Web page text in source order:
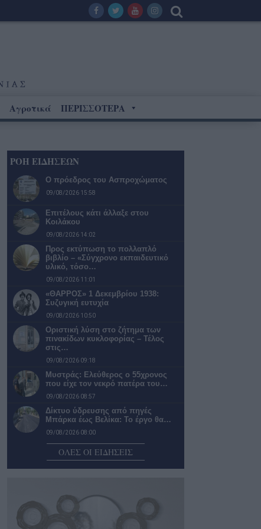
Αγροτικά ΠΕΡΙΣΣΟΤΕΡΑ
ΡΟΗ ΕΙΔΗΣΕΩΝ
Ο πρόεδρος του Ασπροχώματος
09/08/2026 15:58
Επιτέλους κάτι άλλαξε στου
Κοιλάκου
09/08/2026 14:02
Προς εκτύπωση το πολλαπλό
βιβλίο – «Σύγχρονο εκπαιδευτικό
υλικό, τόσο…
09/08/2026 11:01
«ΘΑΡΡΟΣ» 1 Δεκεμβρίου 1938:
Συζυγική ευτυχία
09/08/2026 10:50
Οριστική λύση στο ζήτημα των
πινακίδων κυκλοφορίας – Τέλος
στις…
09/08/2026 09:18
Μυστράς: Ελεύθερος ο 55χρονος
που είχε τον νεκρό πατέρα του…
09/08/2026 08:57
Δίκτυο ύδρευσης από πηγές
Μπάρκα έως Βελίκα: Το έργο θα…
09/08/2026 08:00
Πολύ υψηλός κίνδυνος πυρκαγιάς
σήμερα – Οι περιοχές έχουν τεθεί…
09/08/2026 07:57
έχει…
09/08/2026 07:38
ΟΛΕΣ ΟΙ ΕΙΔΗΣΕΙΣ